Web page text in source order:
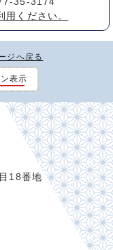
ください。
ジへ戻る
表示
目18番地